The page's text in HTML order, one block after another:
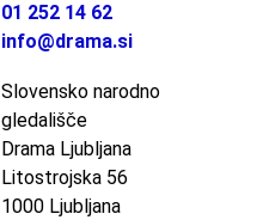
01 252 14 62
info@drama.si
Slovensko narodno
gledališče
Drama Ljubljana
Litostrojska 56
1000 Ljubljana